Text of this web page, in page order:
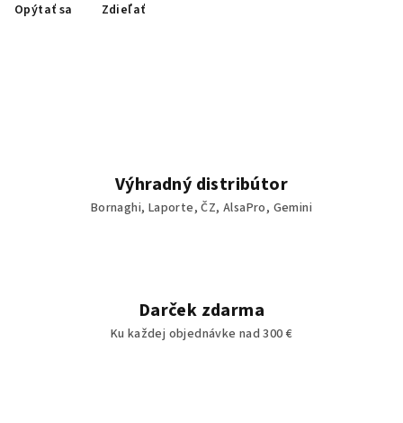
Opýtať sa Zdieľať
Výhradný distribútor
Bornaghi, Laporte, ČZ, AlsaPro, Gemini
Darček zdarma
Ku každej objednávke nad 300 €